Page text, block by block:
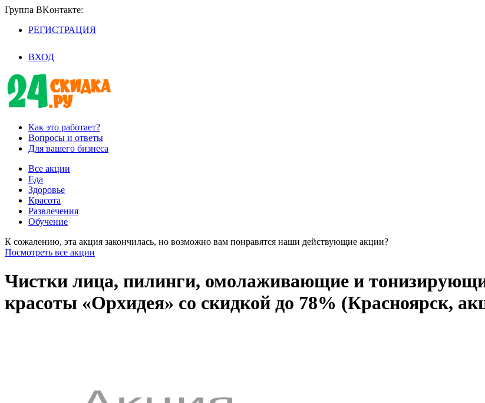
Группа BKoнтaктe:
РЕГИСТРАЦИЯ
ВХОД
Как это работает?
Вопросы и ответы
Для вашего бизнеса
Все акции
Еда
Здоровье
Красота
Развлечения
Обучение
К сожалению, эта акция закончилась, но возможно вам понравятся наши действующие акции?
Посмотреть все акции
Чистки лица, пилинги, омолаживающие и
красоты «Орхидея» со скидкой до 78% (Красноярск,